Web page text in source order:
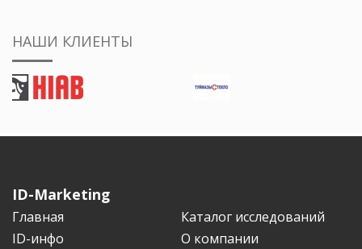
НАШИ КЛИЕНТЫ
ID-Marketing
Главная
Каталог исследований
ID-инфо
О компании